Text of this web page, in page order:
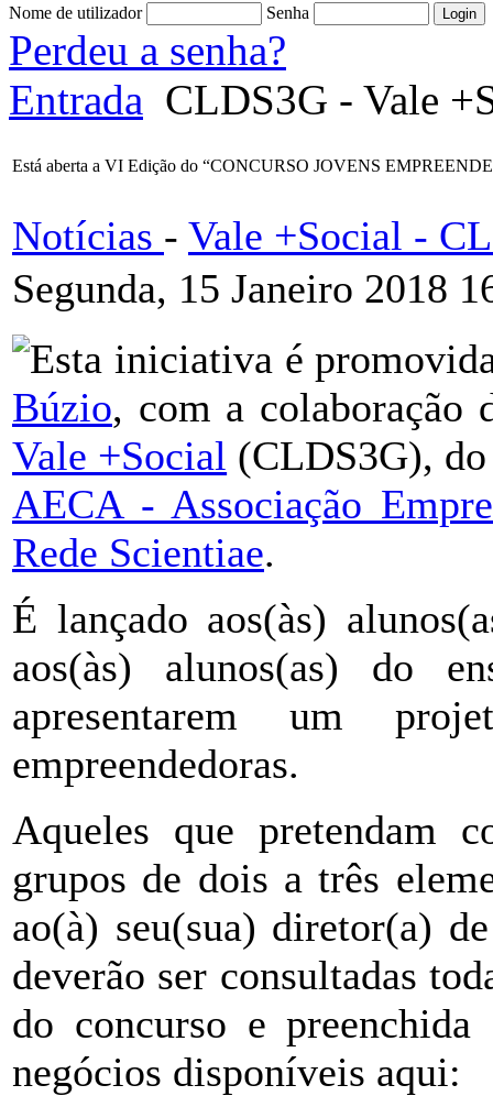
Nome de utilizador Senha
Perdeu a senha?
Entrada CLDS3G - Vale
Está aberta a VI Edição do “CONCURSO JOVENS
Notícias - Vale +Social -
Segunda, 15 Janeiro 2018
Esta iniciativa é
Búzio, com a colaboração
Vale +Social (CLDS3G),
AECA - Associação
Rede Scientiae.
É lançado aos(às)
aos(às) alunos(as) do
apresentarem um
empreendedoras.
Aqueles que pretendam
grupos de dois a três
ao(à) seu(sua) diretor(a)
deverão ser consultadas
do concurso e
negócios disponíveis aqui: